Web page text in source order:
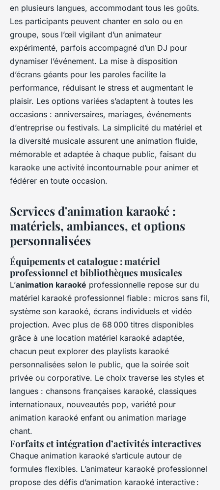
en plusieurs langues, accommodant tous les goûts.
Les participants peuvent chanter en solo ou en
groupe, sous l’œil vigilant d’un animateur
expérimenté, parfois accompagné d’un DJ pour
dynamiser l’événement. La mise à disposition
d’écrans géants pour les paroles facilite la
performance, réduisant le stress et augmentant le
plaisir. Les options variées s’adaptent à toutes les
occasions : anniversaires, mariages, événements
d’entreprise ou festivals. La simplicité du matériel et
la diversité musicale assurent une animation fluide,
mémorable et adaptée à chaque public, faisant du
karaoke une activité incontournable pour animer et
fédérer en toute occasion.
Services d'animation karaoké :
matériels, ambiances, et options
personnalisées
Équipements et catalogue : matériel
professionnel et bibliothèques musicales
L’animation karaoké professionnelle repose sur du
matériel karaoké professionnel fiable : micros sans fil,
système son karaoké, écrans individuels et vidéo
projection. Avec plus de 68 000 titres disponibles
grâce à une location matériel karaoké adaptée,
chacun peut explorer des playlists karaoké
personnalisées selon le public, que la soirée soit
privée ou corporative. Le choix traverse les styles et
langues : chansons françaises karaoké, classiques
internationaux, nouveautés pop, variété pour
animation karaoké enfant ou animation mariage
chant.
Forfaits et intégration d’activités interactives
Chaque animation karaoké s’articule autour de
formules flexibles. L’animateur karaoké professionnel
propose des défis d’animation karaoké interactive :